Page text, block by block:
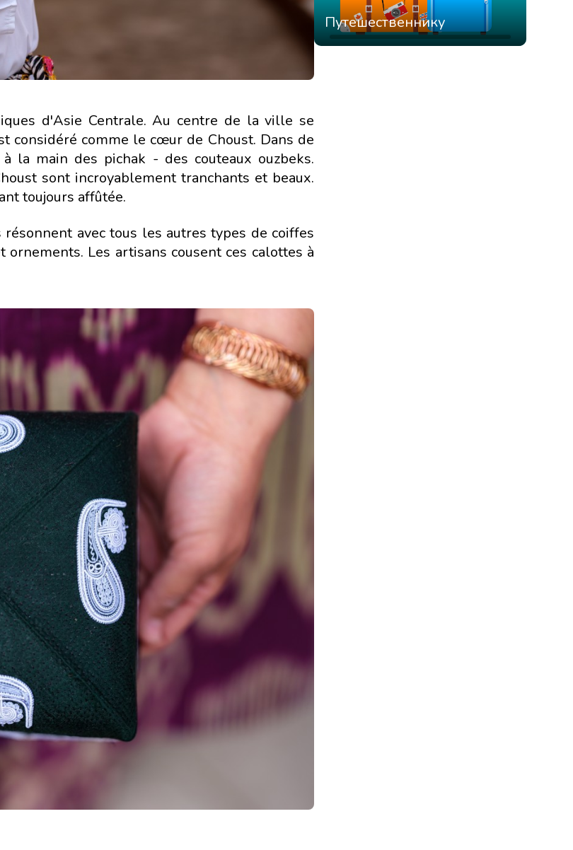
d'Asie Centrale. Au centre de la ville se
considéré comme le cœur de Choust. Dans de
la main des pichak - des couteaux ouzbeks.
sont incroyablement tranchants et beaux.
toujours affûtée.
avec tous les autres types de coiffes
Les artisans cousent ces calottes à
Путешественнику